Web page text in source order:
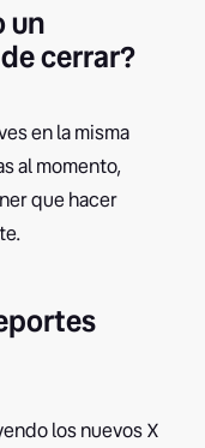
un
cerrar?
en la misma
al momento,
que hacer
los nuevos X